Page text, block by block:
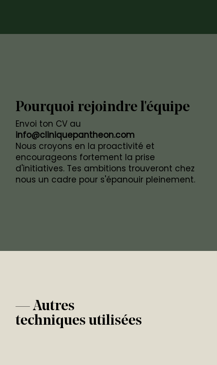
Pourquoi rejoindre l'équipe
Envoi ton CV au
info@cliniquepantheon.com
Nous croyons en la proactivité et
encourageons fortement la prise
d'initiatives. Tes ambitions trouveront chez
nous un cadre pour s'épanouir pleinement.
— Autres
techniques utilisées